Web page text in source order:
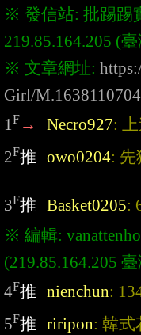
※ 發信站: 批踢踢
※ 文章網址:
Girl/
1F → Necro927:
2F推 owo0204: 先
3F推 Basket0205:
※ 編輯:
4F推 nienchun:
5F推 riripon: 韓式